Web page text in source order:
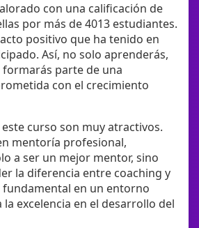
con una calificación de
por más de 4013 estudiantes.
positivo que ha tenido en
Así, no solo aprenderás,
parte de una
con el crecimiento
curso son muy atractivos.
mentoría profesional,
a ser un mejor mentor, sino
la diferencia entre coaching y
fundamental en un entorno
excelencia en el desarrollo del